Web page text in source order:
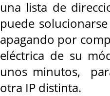
una lista de
puede
apagando por
eléctrica de su
unos minutos,
otra IP distinta.